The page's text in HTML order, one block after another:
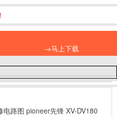
→马上下载
电路图 pioneer先锋 XV-DV180